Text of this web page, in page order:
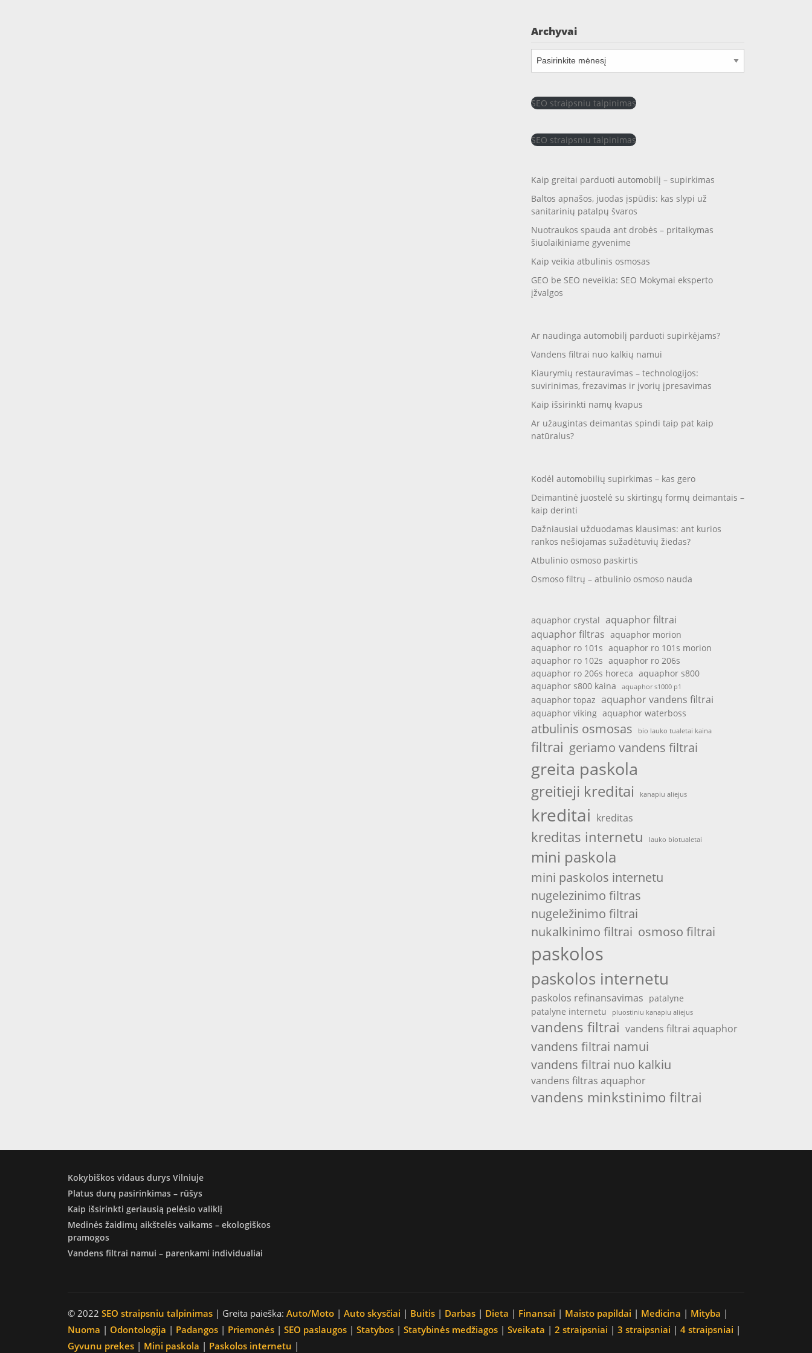
Archyvai
Archyvai
SEO straipsniu talpinimas
SEO straipsniu talpinimas
Kaip greitai parduoti automobilį – supirkimas
Baltos apnašos, juodas įspūdis: kas slypi už
sanitarinių patalpų švaros
Nuotraukos spauda ant drobės – pritaikymas
šiuolaikiniame gyvenime
Kaip veikia atbulinis osmosas
GEO be SEO neveikia: SEO Mokymai eksperto
įžvalgos
Ar naudinga automobilį parduoti supirkėjams?
Vandens filtrai nuo kalkių namui
Kiaurymių restauravimas – technologijos:
suvirinimas, frezavimas ir įvorių įpresavimas
Kaip išsirinkti namų kvapus
Ar užaugintas deimantas spindi taip pat kaip
natūralus?
Kodėl automobilių supirkimas – kas gero
Deimantinė juostelė su skirtingų formų deimantais –
kaip derinti
Dažniausiai užduodamas klausimas: ant kurios
rankos nešiojamas sužadėtuvių žiedas?
Atbulinio osmoso paskirtis
Osmoso filtrų – atbulinio osmoso nauda
aquaphor crystal aquaphor filtrai
aquaphor filtras aquaphor morion
aquaphor ro 101s aquaphor ro 101s morion
aquaphor ro 102s aquaphor ro 206s
aquaphor ro 206s horeca aquaphor s800
aquaphor s800 kaina
aquaphor s1000 p1
aquaphor topaz aquaphor vandens filtrai
aquaphor viking aquaphor waterboss
atbulinis osmosas bio lauko tualetai kaina
filtrai geriamo vandens filtrai
greita paskola
greitieji kreditai kanapiu aliejus
kreditai kreditas
kreditas internetu lauko biotualetai
mini paskola
mini paskolos internetu
nugelezinimo filtras
nugeležinimo filtrai
nukalkinimo filtrai osmoso filtrai
paskolos
paskolos internetu
paskolos refinansavimas patalyne
patalyne internetu
pluostiniu kanapiu aliejus
vandens filtrai vandens filtrai aquaphor
vandens filtrai namui
vandens filtrai nuo kalkiu
vandens filtras aquaphor
vandens minkstinimo filtrai
Kokybiškos vidaus durys Vilniuje
Platus durų pasirinkimas – rūšys
Kaip išsirinkti geriausią pelėsio valiklį
Medinės žaidimų aikštelės vaikams – ekologiškos
pramogos
Vandens filtrai namui – parenkami individualiai
© 2022 SEO straipsniu talpinimas | Greita paieška: Auto/Moto | Auto skysčiai | Buitis | Darbas | Dieta | Finansai | Maisto papildai | Medicina | Mityba |
Nuoma | Odontologija | Padangos | Priemonės | SEO paslaugos | Statybos | Statybinės medžiagos | Sveikata | 2 straipsniai | 3 straipsniai | 4 straipsniai |
Gyvunu prekes | Mini paskola | Paskolos internetu |